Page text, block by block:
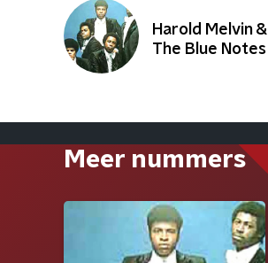
Harold Melvin &
The Blue Notes
Meer nummers